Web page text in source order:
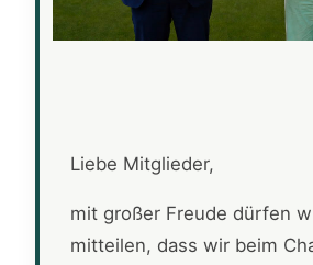
Liebe Mitglieder,
mit großer Freude dürfen
mitteilen, dass wir beim